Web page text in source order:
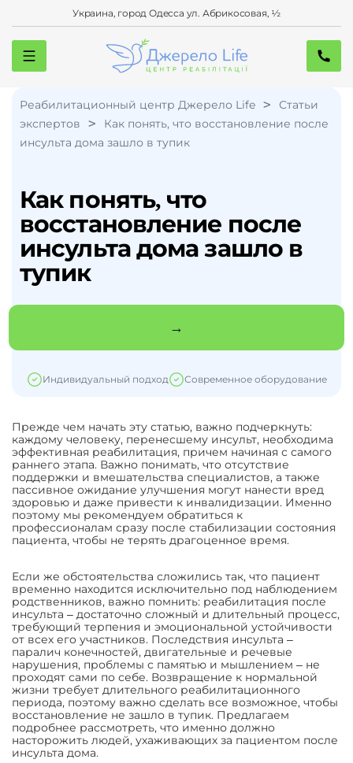
Украина, город Одесса ул. Абрикосовая, ½
Реабилитационный центр Джерело Life > Статьи
экспертов > Как понять, что восстановление после
инсульта дома зашло в тупик
Как понять, что
восстановление после
инсульта дома зашло в
тупик
→
Индивидуальный подход Современное оборудование
Прежде чем начать эту статью, важно подчеркнуть:
каждому человеку, перенесшему инсульт, необходима
эффективная реабилитация, причем начиная с самого
раннего этапа. Важно понимать, что отсутствие
поддержки и вмешательства специалистов, а также
пассивное ожидание улучшения могут нанести вред
здоровью и даже привести к инвалидизации. Именно
поэтому мы рекомендуем обратиться к
профессионалам сразу после стабилизации состояния
пациента, чтобы не терять драгоценное время.
Если же обстоятельства сложились так, что пациент
временно находится исключительно под наблюдением
родственников, важно помнить: реабилитация после
инсульта ‒ достаточно сложный и длительный процесс,
требующий терпения и эмоциональной устойчивости
от всех его участников. Последствия инсульта ‒
паралич конечностей, двигательные и речевые
нарушения, проблемы с памятью и мышлением ‒ не
проходят сами по себе. Возвращение к нормальной
жизни требует длительного реабилитационного
периода, поэтому важно сделать все возможное, чтобы
восстановление не зашло в тупик. Предлагаем
подробнее рассмотреть, что именно должно
насторожить людей, ухаживающих за пациентом после
инсульта дома.